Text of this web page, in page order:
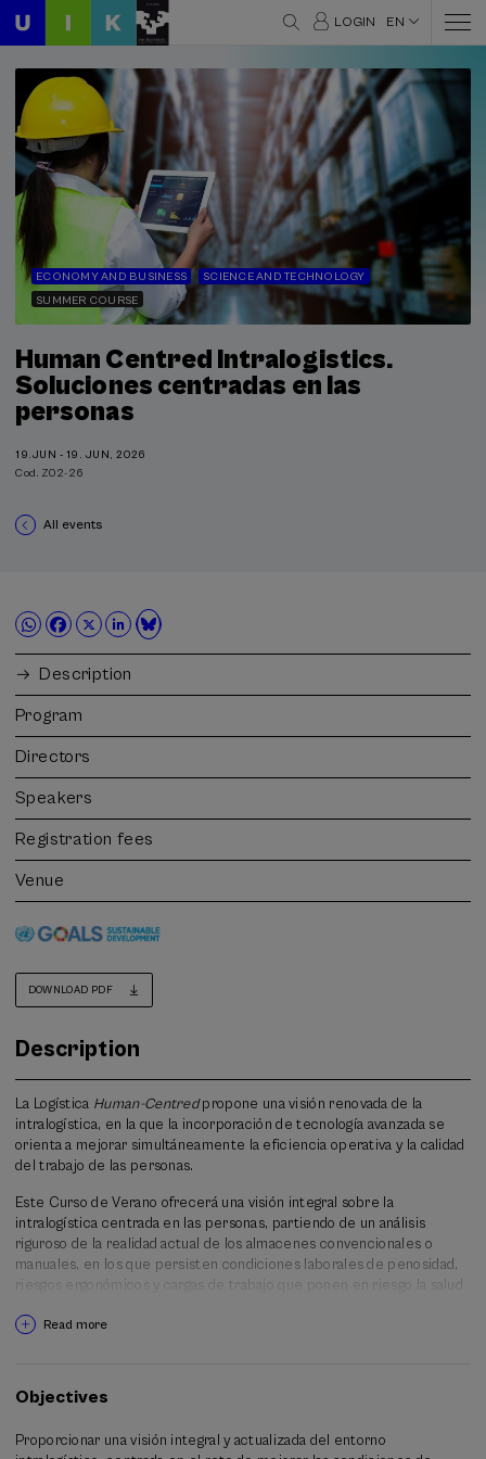
LOGIN EN
ECONOMY AND BUSINESS
SCIENCE AND TECHNOLOGY
SUMMER COURSE
Human Centred Intralogistics.
Soluciones centradas en las
personas
19.JUN - 19. JUN, 2026
Cod. Z02-26
All events
Description
Program
Directors
Speakers
Registration fees
Venue
DOWNLOAD PDF
Description
La Logística Human-Centredpropone una visión renovada de la
intralogística, en la que la incorporación de tecnología avanzada se
orienta a mejorar simultáneamente la eficiencia operativa y la calidad
del trabajo de las personas.
Este Curso de Verano ofrecerá una visión integral sobre la
intralogística centrada en las personas, partiendo de un análisis
riguroso de la realidad actual de los almacenes convencionales o
manuales, en los que persisten condiciones laborales de penosidad,
riesgos ergonómicos y cargas de trabajo que ponen en riesgo la salud
en muchos territorios y sectores. De la mano de un experto, se
trabajo logísticos y a apoyarse en nuevas formas de automatización e
Read more
Objectives
Proporcionar una visión integral y actualizada del entorno